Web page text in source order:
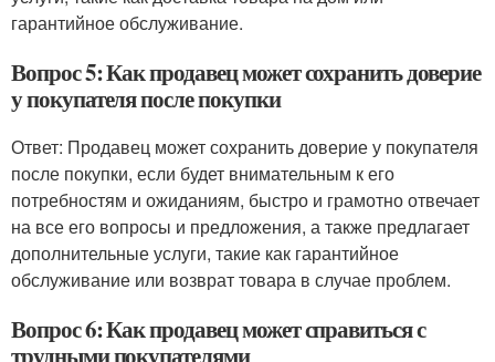
гарантийное обслуживание.
Вопрос 5: Как продавец может сохранить доверие
у покупателя после покупки
Ответ: Продавец может сохранить доверие у покупателя
после покупки, если будет внимательным к его
потребностям и ожиданиям, быстро и грамотно отвечает
на все его вопросы и предложения, а также предлагает
дополнительные услуги, такие как гарантийное
обслуживание или возврат товара в случае проблем.
Вопрос 6: Как продавец может справиться с
трудными покупателями